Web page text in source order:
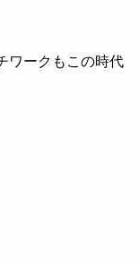
ワークもこの時代